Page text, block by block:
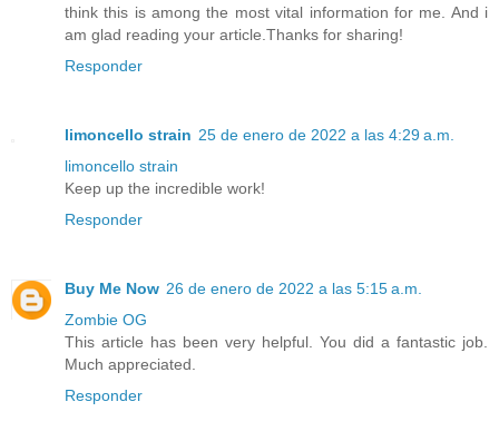
think this is among the most vital information for me. And i
am glad reading your article.Thanks for sharing!
Responder
limoncello strain 25 de enero de 2022 a las 4:29 a.m.
limoncello strain
Keep up the incredible work!
Responder
Buy Me Now 26 de enero de 2022 a las 5:15 a.m.
Zombie OG
This article has been very helpful. You did a fantastic job.
Much appreciated.
Responder